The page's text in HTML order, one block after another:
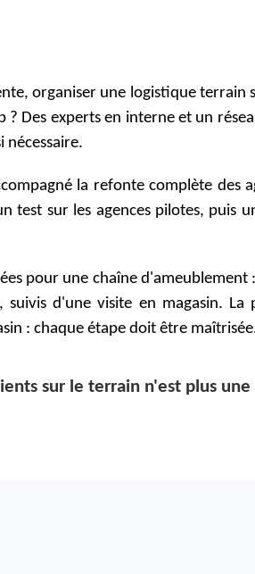
organiser une logistique terrain
Des experts en interne et un
nécessaire.
la refonte complète des
test sur les agences pilotes, puis
pour une chaîne d'ameublement
d'une visite en magasin. La
: chaque étape doit être
sur le terrain n'est plus